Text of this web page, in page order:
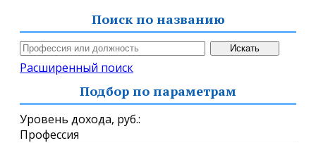
Поиск по названию
Расширенный поиск
Подбор по параметрам
Уровень дохода, руб.:
Профессия